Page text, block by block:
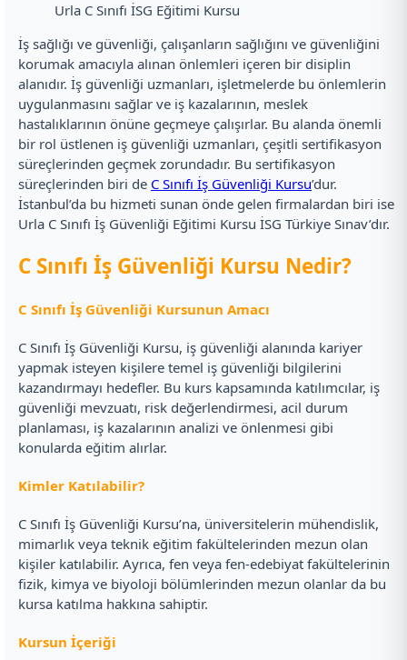
Urla C Sınıfı İSG Eğitimi Kursu
İş sağlığı ve güvenliği, çalışanların sağlığını ve güvenliğini
korumak amacıyla alınan önlemleri içeren bir disiplin
alanıdır. İş güvenliği uzmanları, işletmelerde bu önlemlerin
uygulanmasını sağlar ve iş kazalarının, meslek
hastalıklarının önüne geçmeye çalışırlar. Bu alanda önemli
bir rol üstlenen iş güvenliği uzmanları, çeşitli sertifikasyon
süreçlerinden geçmek zorundadır. Bu sertifikasyon
süreçlerinden biri de C Sınıfı İş Güvenliği Kursu’dur.
İstanbul’da bu hizmeti sunan önde gelen firmalardan biri ise
Urla C Sınıfı İş Güvenliği Eğitimi Kursu İSG Türkiye Sınav’dır.
C Sınıfı İş Güvenliği Kursu Nedir?
C Sınıfı İş Güvenliği Kursunun Amacı
C Sınıfı İş Güvenliği Kursu, iş güvenliği alanında kariyer
yapmak isteyen kişilere temel iş güvenliği bilgilerini
kazandırmayı hedefler. Bu kurs kapsamında katılımcılar, iş
güvenliği mevzuatı, risk değerlendirmesi, acil durum
planlaması, iş kazalarının analizi ve önlenmesi gibi
konularda eğitim alırlar.
Kimler Katılabilir?
C Sınıfı İş Güvenliği Kursu’na, üniversitelerin mühendislik,
mimarlık veya teknik eğitim fakültelerinden mezun olan
kişiler katılabilir. Ayrıca, fen veya fen-edebiyat fakültelerinin
fizik, kimya ve biyoloji bölümlerinden mezun olanlar da bu
kursa katılma hakkına sahiptir.
Kursun İçeriği